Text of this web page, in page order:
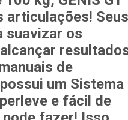
articulações! Seus
suavizar os
de
um Sistema
e fácil de